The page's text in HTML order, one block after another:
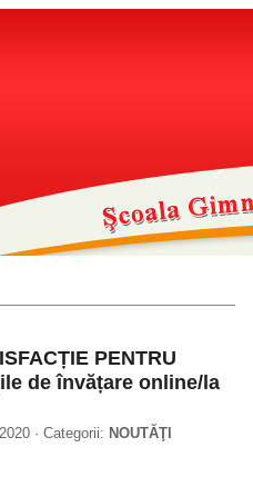
PENTRU
de învățare online/la
· Categorii: NOUTĂŢI